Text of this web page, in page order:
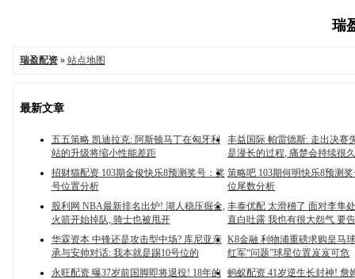
瑞
瑞盈配资» 站点地图
最新文章
五五策略 凯迪拉克: 阿斯顿马丁在匈牙利
站的升级将缩小性能差距
丰益国际 帕雷德斯: 走出决赛
是漫长的过程, 痛楚会持续很
招财猫配资 103期金俊快乐8预测奖号：奖
号位置分析
策略吧 103期何明快乐8预测
位尾数分析
股利网 NBA最新排名出炉! 湖人稳压掘金,
火箭开始掉队, 骑士也被甩开
丰泰优配 太滑稽了 面对李隼
直白吐露 我也有很大怨气 要
华霖资本 中锋还是攻击型中场? 库尼亚亲
承与安帅对话: 我本就是踢10号位的
K8金融 利物浦重磅求购皇马
红军“问题”球星位置岌岌可危
永旺配资 曝37岁前国脚即将退役! 18年的
蚂蚁配资 41岁逆生长封神! 詹